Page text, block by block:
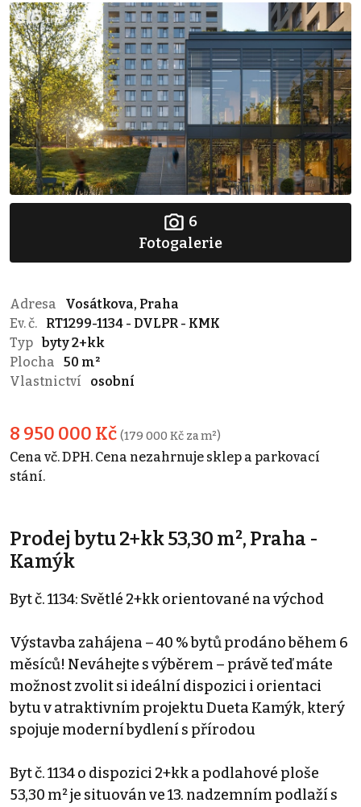
6
Fotogalerie
Adresa
Vosátkova, Praha
Ev. č.
RT1299-1134 - DVLPR - KMK
Typ byty 2+kk
Plocha
50 m²
Vlastnictví
osobní
8 950 000 Kč (179 000 Kč za m²)
Cena vč. DPH. Cena nezahrnuje sklep a parkovací
stání.
Prodej bytu 2+kk 53,30 m², Praha -
Kamýk
Byt č. 1134: Světlé 2+kk orientované na východ
Výstavba zahájena – 40 % bytů prodáno během 6
měsíců! Neváhejte s výběrem – právě teď máte
možnost zvolit si ideální dispozici i orientaci
bytu v atraktivním projektu Dueta Kamýk, který
spojuje moderní bydlení s přírodou
Byt č. 1134 o dispozici 2+kk a podlahové ploše
53,30 m² je situován ve 13. nadzemním podlaží s